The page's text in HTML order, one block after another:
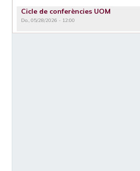
Cicle de conferències UOM
Do., 05/28/2026 - 12:00